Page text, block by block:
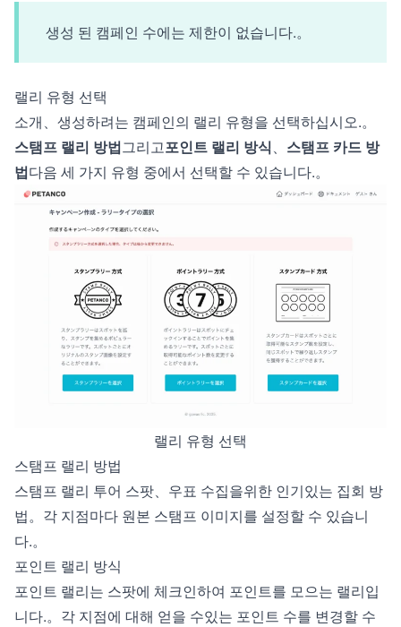
생성 된 캠페인 수에는 제한이 없습니다.。
랠리 유형 선택
소개、생성하려는 캠페인의 랠리 유형을 선택하십시오.。
스탬프 랠리 방법그리고포인트 랠리 방식、 스탬프 카드 방
법다음 세 가지 유형 중에서 선택할 수 있습니다.。
랠리 유형 선택
스탬프 랠리 방법
스탬프 랠리 투어 스팟、우표 수집을위한 인기있는 집회 방
법。각 지점마다 원본 스탬프 이미지를 설정할 수 있습니
다.。
포인트 랠리 방식
포인트 랠리는 스팟에 체크인하여 포인트를 모으는 랠리입
니다.。각 지점에 대해 얻을 수있는 포인트 수를 변경할 수